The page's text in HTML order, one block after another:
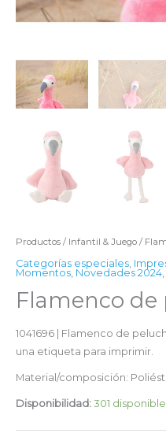
Productos / Infantil & Juego /
Categorías especiales,
Momentos, Novedades 2024,
Flamenco de
1041696 | Flamenco de
una etiqueta para imprimir.
Material/composición:
Disponibilidad: 301